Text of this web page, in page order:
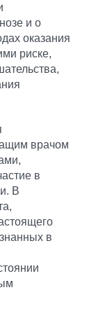
и о
оказания
риске,
врачом
в
В
в